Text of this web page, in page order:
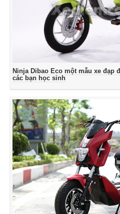
Ninja Dibao Eco một mẫu xe đạp
các bạn học sinh